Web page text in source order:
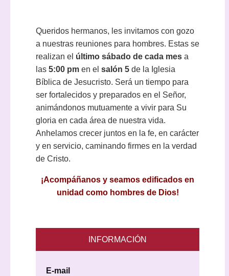
Queridos hermanos, les invitamos con gozo
a nuestras reuniones para hombres. Estas se
realizan el último sábado de cada mes a
las 5:00 pm en el salón 5 de la Iglesia
Bíblica de Jesucristo. Será un tiempo para
ser fortalecidos y preparados en el Señor,
animándonos mutuamente a vivir para Su
gloria en cada área de nuestra vida.
Anhelamos crecer juntos en la fe, en carácter
y en servicio, caminando firmes en la verdad
de Cristo.
¡Acompáñanos y seamos edificados en
unidad como hombres de Dios!
INFORMACIÓN
E-mail